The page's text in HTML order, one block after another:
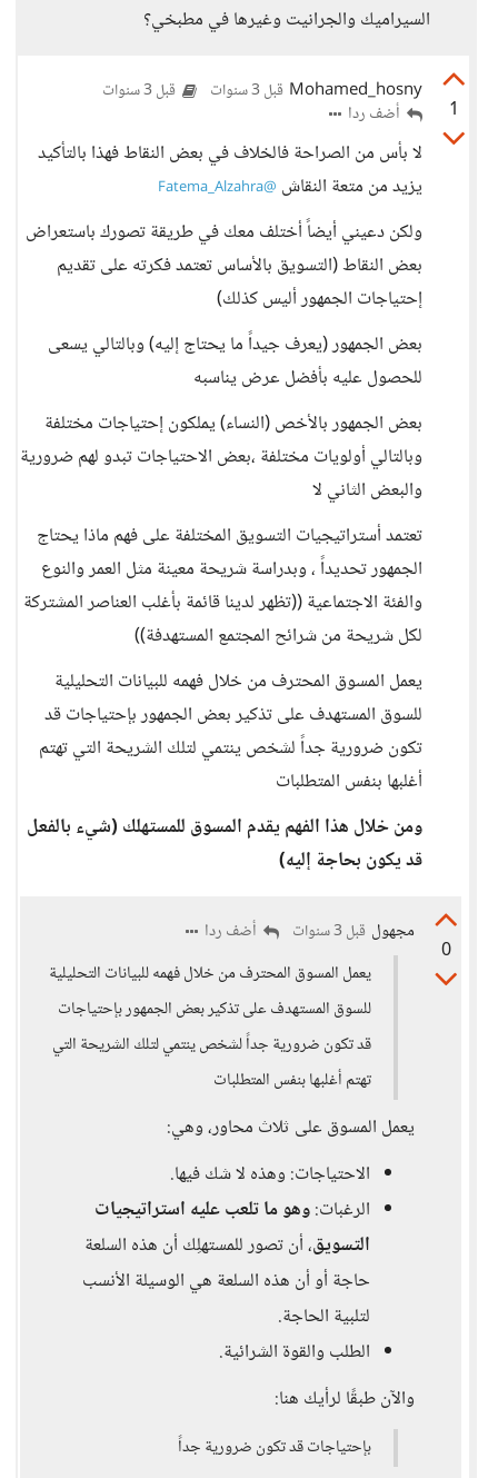
السيراميك والجرانيت وغيرها في مطبخي؟
1
Mohamed_hosny قبل 3 سنوات قبل 3 سنوات
أضف ردا
لا بأس من الصراحة فالخلاف في بعض النقاط فهذا بالتأكيد
يزيد من متعة النقاش @Fatema_Alzahra
ولكن دعيني أيضاً أختلف معك في طريقة تصورك باستعراض
بعض النقاط (التسويق بالأساس تعتمد فكرته على تقديم
إحتياجات الجمهور أليس كذلك)
بعض الجمهور (يعرف جيداً ما يحتاج إليه) وبالتالي يسعى
للحصول عليه بأفضل عرض يناسبه
بعض الجمهور بالأخص (النساء) يملكون إحتياجات مختلفة
وبالتالي أولويات مختلفة ،بعض الاحتياجات تبدو لهم ضرورية
والبعض الثاني لا
تعتمد أستراتيجيات التسويق المختلفة على فهم ماذا يحتاج
الجمهور تحديداً ، وبدراسة شريحة معينة مثل العمر والنوع
والفئة الاجتماعية ((تظهر لدينا قائمة بأغلب العناصر المشتركة
لكل شريحة من شرائح المجتمع المستهدفة))
يعمل المسوق المحترف من خلال فهمه للبيانات التحليلية
للسوق المستهدف على تذكير بعض الجمهور بإحتياجات قد
تكون ضرورية جداً لشخص ينتمي لتلك الشريحة التي تهتم
أغلبها بنفس المتطلبات
ومن خلال هذا الفهم يقدم المسوق للمستهلك (شيء بالفعل
قد يكون بحاجة إليه)
0
مجهول قبل 3 سنوات
أضف ردا
يعمل المسوق المحترف من خلال فهمه للبيانات التحليلية
للسوق المستهدف على تذكير بعض الجمهور بإحتياجات
قد تكون ضرورية جداً لشخص ينتمي لتلك الشريحة التي
تهتم أغلبها بنفس المتطلبات
يعمل المسوق على ثلاث محاور، وهي:
الاحتياجات: وهذه لا شك فيها.
الرغبات:وهو ما تلعب عليه استراتيجيات
التسويق، أن تصور للمستهلِك أن هذه السلعة
حاجة أو أن هذه السلعة هي الوسيلة الأنسب
لتلبية الحاجة.
الطلب والقوة الشرائية.
والآن طبقًا لرأيك هنا:
بإحتياجات قد تكون ضرورية جداً